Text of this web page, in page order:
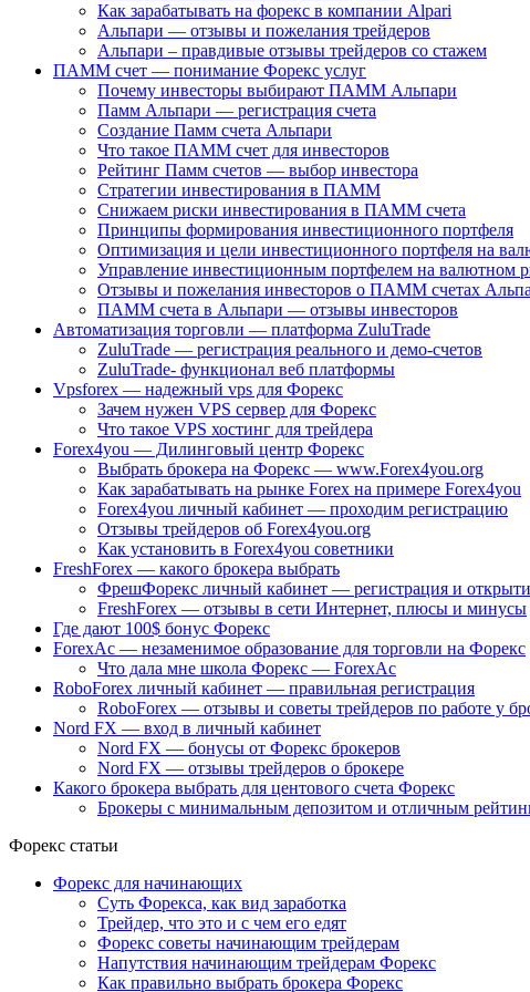
Как зарабатывать на форекс в компании Alpari
Альпари — отзывы и пожелания трейдеров
Альпари – правдивые отзывы трейдеров со стажем
ПАММ счет — понимание Форекс услуг
Почему инвесторы выбирают ПAMM Альпари
Памм Альпари — регистрация счета
Создание Памм счета Альпари
Что такое ПАММ счет для инвесторов
Рейтинг Памм счетов — выбор инвестора
Стратегии инвестирования в ПАММ
Снижаем риски инвестирования в ПАММ счета
Принципы формирования инвестиционного портфеля
Оптимизация и цели инвестиционного портфеля на
Управление инвестиционным портфелем на валютном
Отзывы и пожелания инвесторов о ПAMM счетах
ПАММ счета в Альпари — отзывы инвесторов
Автоматизация торговли — платформа ZuluTrade
ZuluTrade — регистрация реального и демо-счетов
ZuluTrade- функционал веб платформы
Vpsforex — надежный vps для Форекс
Зачем нужен VPS сервер для Форекс
Что такое VPS хостинг для трейдера
Forex4you — Дилинговый центр Форекс
Выбрать брокера на Форекс — www.Forex4you.org
Как зарабатывать на рынке Forex на примере Forex4you
Forex4you личный кабинет — проходим регистрацию
Отзывы трейдеров об Forex4you.org
Как установить в Forex4you советники
FreshForex — какого брокера выбрать
ФрешФорекс личный кабинет — регистрация и
FreshForex — отзывы в сети Интернет, плюсы и минусы
Где дают 100$ бонус Форекс
ForexAc — незаменимое образование для торговли на Форекс
Что дала мне школа Форекс — ForexAc
RoboForex личный кабинет — правильная регистрация
RoboForex — отзывы и советы трейдеров по работе у
Nord FX — вход в личный кабинет
Nord FX — бонусы от Форекс брокеров
Nord FX — отзывы трейдеров о брокере
Какого брокера выбрать для центового счета Форекс
Брокеры с минимальным депозитом и отличным
Форекс статьи
Форекс для начинающих
Суть Форекса, как вид заработка
Трейдер, что это и с чем его едят
Форекс советы начинающим трейдерам
Напутствия начинающим трейдерам Форекс
Как правильно выбрать брокера Форекс